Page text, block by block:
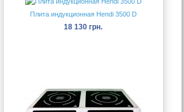
Плита индукционная Hendi 3500 D
18 130 грн.